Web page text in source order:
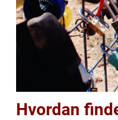
Hvordan